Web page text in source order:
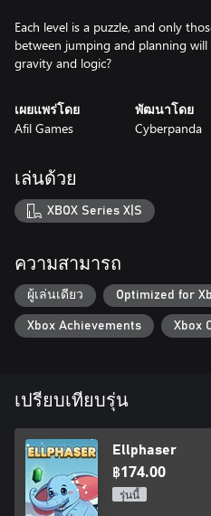
Each level is a puzzle, and only
between jumping and planning
gravity and logic?
เผยแพร่โดย
Afil Games
พัฒนาโดย
Cyberpanda
เล่นด้วย
XBOX Series X|S
ความสามารถ
ผู้เล่นเดียว Optimized for
Xbox Achievements Xbox
เปรียบเทียบรุ่น
Ellphaser
฿174.00
รุ่นนี้